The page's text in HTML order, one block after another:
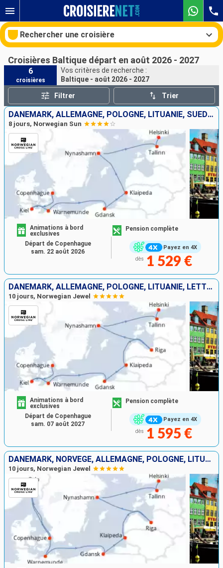
Rechercher une croisière
Nos destinations
Mois de départ
Ports Compagnies
Rechercher
Croisières Baltique départ en août 2026 - 2027
6
croisières
Vos critères de recherche :
Baltique - août 2026 - 2027
Filtrer Trier
DANEMARK, ALLEMAGNE, POLOGNE, LITUANIE, SUÈDE, ESTONIE, FINLANDE
8 jours, Norwegian Sun
Payez en 4X
Animations à bord
exclusives
Pension complète
dès 1 529 €
Départ de Copenhague
sam. 22 août 2026
DANEMARK, ALLEMAGNE, POLOGNE, LITUANIE, LETTONIE, SUÈDE, ESTONIE, FINLANDE
10 jours, Norwegian Jewel
Payez en 4X
Animations à bord
exclusives
Pension complète
dès 1 595 €
Départ de Copenhague
sam. 07 août 2027
DANEMARK, NORVÈGE, ALLEMAGNE, POLOGNE, LITUANIE, LETTONIE, SUÈDE, ESTONIE, FINLANDE
10 jours, Norwegian Jewel